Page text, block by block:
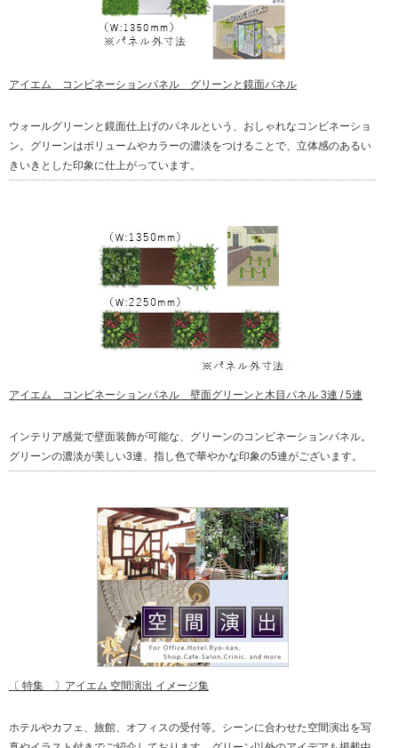
アイエム コンビネーションパネル グリーンと鏡面パネル
ウォールグリーンと鏡面仕上げのパネルという、おしゃれなコンビネーショ
ン。グリーンはボリュームやカラーの濃淡をつけることで、立体感のあるい
きいきとした印象に仕上がっています。
アイエム コンビネーションパネル 壁面グリーンと木目パネル 3連 / 5連
インテリア感覚で壁面装飾が可能な、グリーンのコンビネーションパネル。
グリーンの濃淡が美しい3連、指し色で華やかな印象の5連がございます。
〔 特集 〕アイエム 空間演出 イメージ集
ホテルやカフェ、旅館、オフィスの受付等。シーンに合わせた空間演出を写